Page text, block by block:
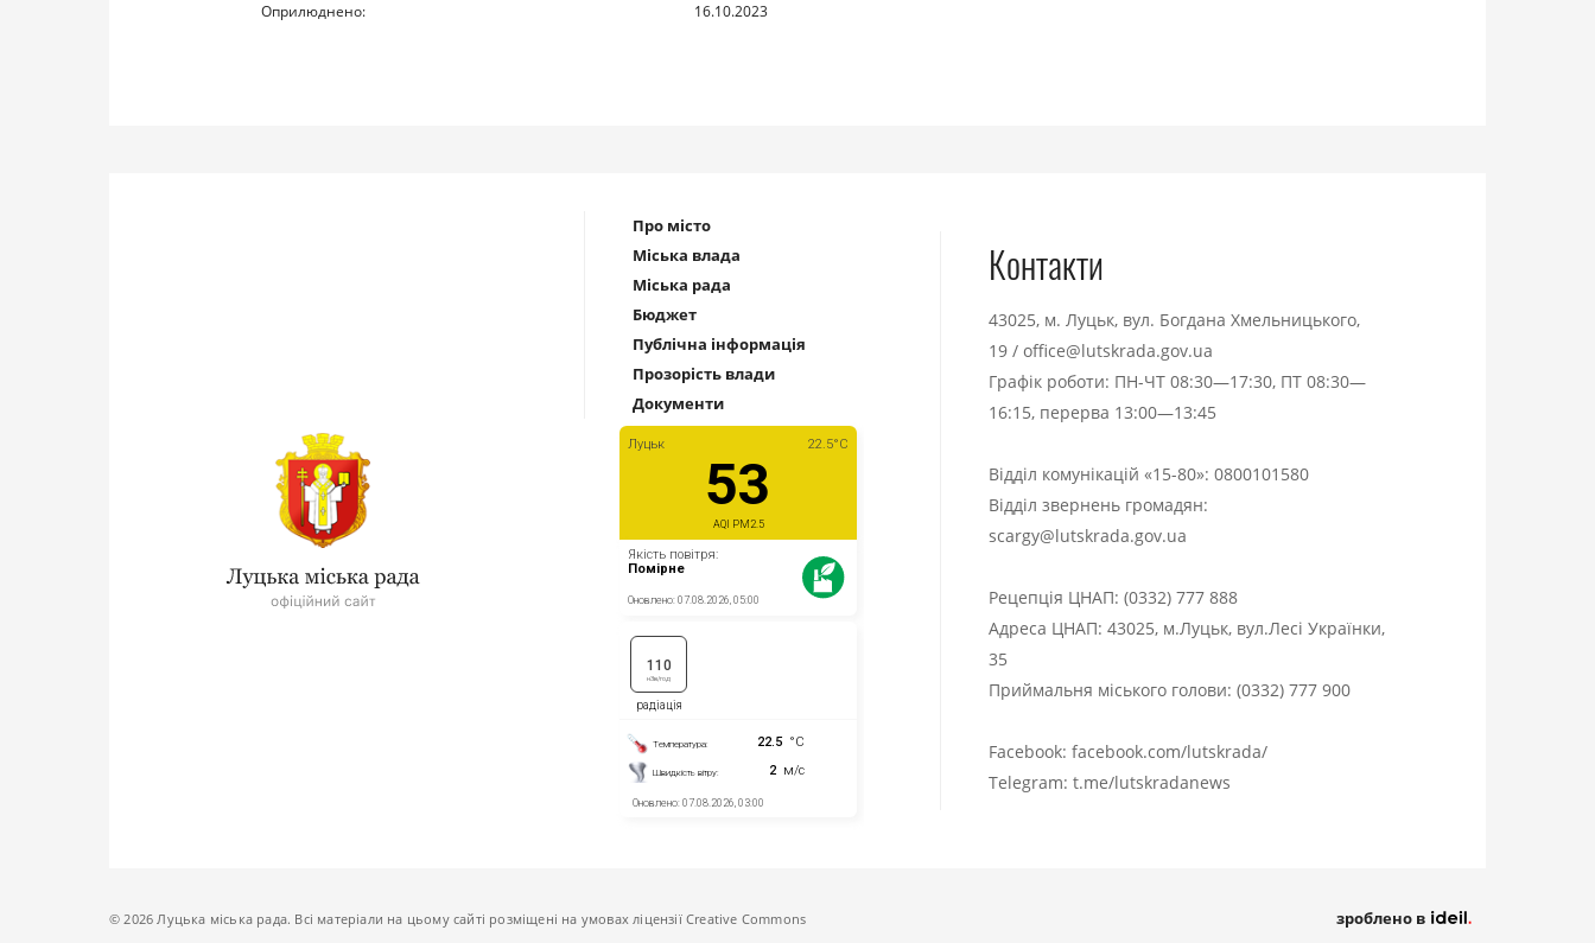
Оприлюднено:
16.10.2023
Про місто
Міська влада
Міська рада
Бюджет
Публічна інформація
Прозорість влади
Документи
Контакти
43025, м. Луцьк, вул. Богдана Хмельницького,
19 / office@lutskrada.gov.ua
Графік роботи: ПН-ЧТ 08:30—17:30, ПТ 08:30—
16:15, перерва 13:00—13:45
Відділ комунікацій «15-80»: 0800101580
Відділ звернень громадян:
scargy@lutskrada.gov.ua
Рецепція ЦНАП: (0332) 777 888
Адреса ЦНАП: 43025, м.Луцьк, вул.Лесі Українки,
35
Приймальня міського голови: (0332) 777 900
Facebook: facebook.com/lutskrada/
Telegram: t.me/lutskradanews
© 2026 Луцька міська рада. Всі матеріали на цьому сайті розміщені на умовах ліцензії Creative Commons зроблено в